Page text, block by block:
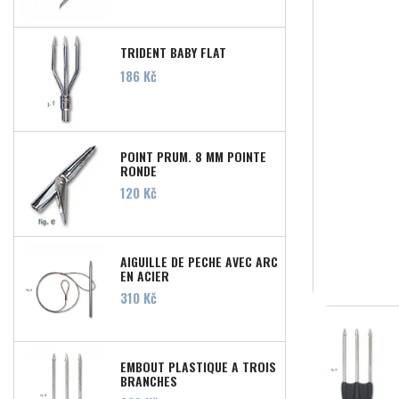
TRIDENT BABY FLAT
Prix
186 Kč
POINT PRUM. 8 MM POINTE
RONDE
Prix
120 Kč
AIGUILLE DE PECHE AVEC ARC
EN ACIER
Prix
310 Kč
EMBOUT PLASTIQUE A TROIS
BRANCHES